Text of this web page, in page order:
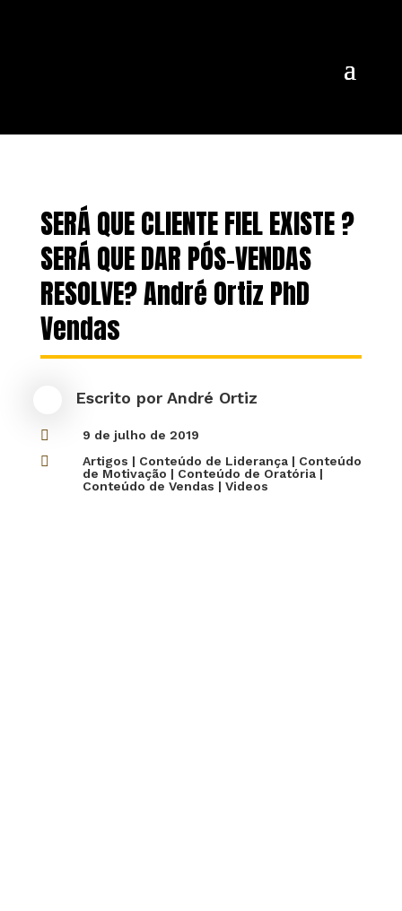
SERÁ QUE CLIENTE FIEL EXISTE ?
SERÁ QUE DAR PÓS-VENDAS
RESOLVE? André Ortiz PhD
Vendas
Escrito por André Ortiz
 9 de julho de 2019
 Artigos | Conteúdo de Liderança| Conteúdo
de Motivação | Conteúdo de Oratória|
Conteúdo de Vendas | Videos